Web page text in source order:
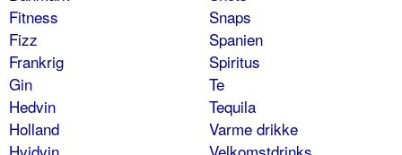
Fitness
Fizz
Frankrig
Gin
Hedvin
Holland
Snaps
Spanien
Spiritus
Te
Tequila
Varme drikke